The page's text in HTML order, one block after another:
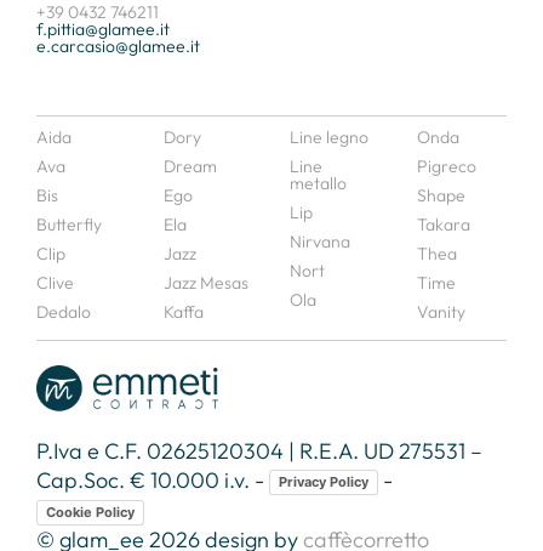
+39 0432 746211
f.pittia@glamee.it
e.carcasio@glamee.it
Aida
Ava
Bis
Butterfly
Clip
Clive
Dedalo
Dory
Dream
Ego
Ela
Jazz
Jazz Mesas
Kaffa
Line legno
Line
metallo
Lip
Nirvana
Nort
Ola
Onda
Pigreco
Shape
Takara
Thea
Time
Vanity
P.Iva e C.F. 02625120304 | R.E.A. UD 275531 –
Cap.Soc. € 10.000 i.v. -
Privacy Policy -
Cookie Policy
© glam_ee 2026 design bycaffècorretto